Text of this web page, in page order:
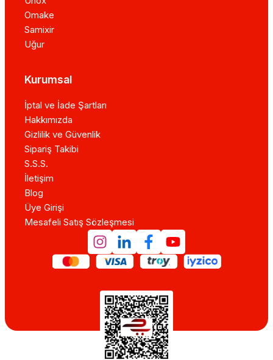
Omake
Samixir
Uğur
Kurumsal
İptal ve İade Şartları
Hakkımızda
Gizlilik ve Güvenlik
Sipariş Takibi
S.S.S.
İletişim
Blog
Üye Girişi
Mesafeli Satış Sözleşmesi